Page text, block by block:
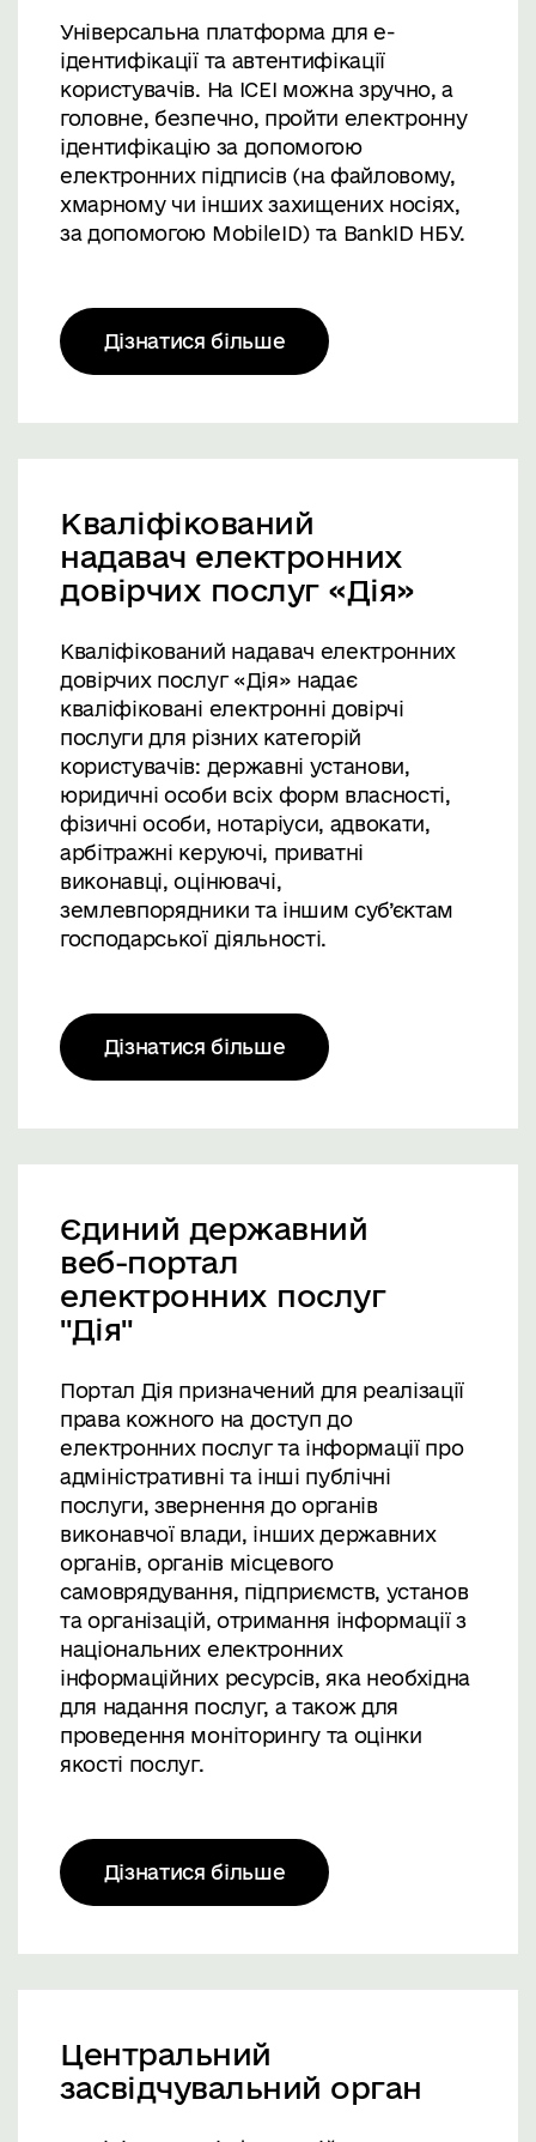
Універсальна платформа для е-
ідентифікації та автентифікації
користувачів. На ICEI можна зручно, а
головне, безпечно, пройти електронну
ідентифікацію за допомогою
електронних підписів (на файловому,
хмарному чи інших захищених носіях,
за допомогою MobileID) та BankID НБУ.
Дізнатися більше
Кваліфікований
надавач електронних
довірчих послуг «Дія»
Кваліфікований надавач електронних
довірчих послуг «Дія» надає
кваліфіковані електронні довірчі
послуги для різних категорій
користувачів: державні установи,
юридичні особи всіх форм власності,
фізичні особи, нотаріуси, адвокати,
арбітражні керуючі, приватні
виконавці, оцінювачі,
землевпорядники та іншим суб’єктам
господарської діяльності.
Дізнатися більше
Єдиний державний
веб-портал
електронних послуг
"Дія"
Портал Дія призначений для реалізації
права кожного на доступ до
електронних послуг та інформації про
адміністративні та інші публічні
послуги, звернення до органів
виконавчої влади, інших державних
органів, органів місцевого
самоврядування, підприємств, установ
та організацій, отримання інформації з
національних електронних
інформаційних ресурсів, яка необхідна
для надання послуг, а також для
проведення моніторингу та оцінки
якості послуг.
Дізнатися більше
Центральний
засвідчувальний орган